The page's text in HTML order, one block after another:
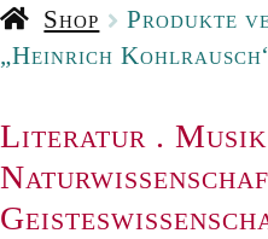
Shop
Produkte
„Heinrich
Literatur . Musik